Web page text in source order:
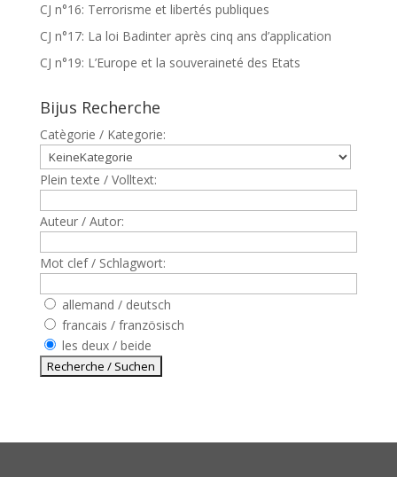
CJ n°16: Terrorisme et libertés publiques
CJ n°17: La loi Badinter après cinq ans d’application
CJ n°19: L’Europe et la souveraineté des Etats
Bijus Recherche
Catègorie / Kategorie:
Plein texte / Volltext:
Auteur / Autor:
Mot clef / Schlagwort:
allemand / deutsch
francais / französisch
les deux / beide